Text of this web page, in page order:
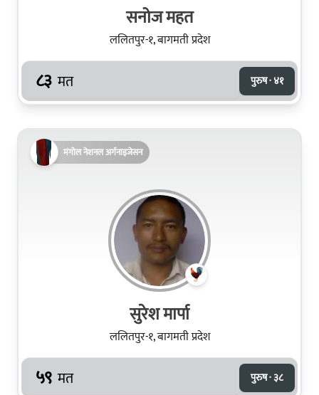
सनोज महत
ललितपुर-१, बागमती प्रदेश
८३ मत पुरुष · ४१
मंगोल नेशनल अर्गनाइजेसन
सुरेश मार्पा
ललितपुर-१, बागमती प्रदेश
५९ मत पुरुष · ३८